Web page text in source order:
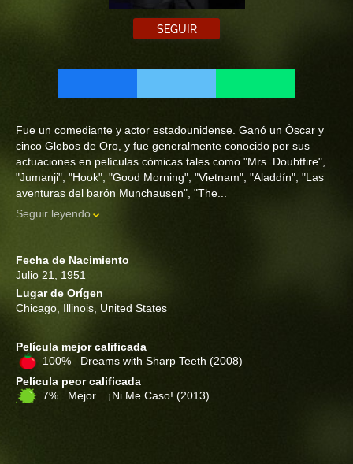
SEGUIR
Fue un comediante y actor estadounidense. Ganó un Óscar y
cinco Globos de Oro, y fue generalmente conocido por sus
actuaciones en películas cómicas tales como "Mrs. Doubtfire",
"Jumanji", "Hook"; "Good Morning", "Vietnam"; "Aladdín", "Las
aventuras del barón Munchausen", "The...
Seguir leyendo
Fecha de Nacimiento
Julio 21, 1951
Lugar de Orígen
Chicago, Illinois, United States
Película mejor calificada
100% Dreams with Sharp Teeth (2008)
Película peor calificada
7% Mejor... ¡Ni Me Caso! (2013)